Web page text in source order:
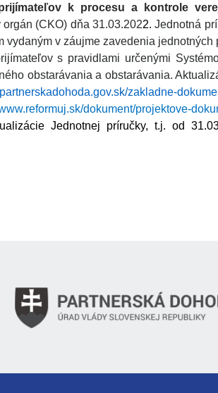
k procesu a kontrole
orgán (CKO) dňa 31.03.2022.Jednotná
vydaným v záujme zavedenia
s pravidlami určenými
obstarávania a obstarávania.
zakladne-
dokument/projektove-
Jednotnej príručky, t.j. od